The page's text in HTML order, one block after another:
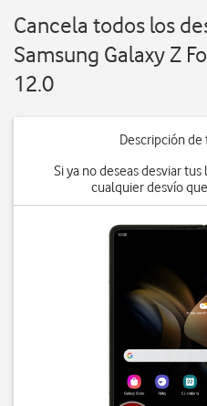
Cancela todos los
Samsung Galaxy Z
12.0
Descripción
Si ya no deseas desviar
cualquier desvío